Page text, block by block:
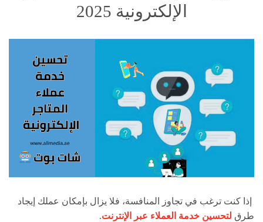
الإلكترونية 2025
إذا كنت ترغب في تجاوز المنافسة، فلا يزال بإمكان عملك إيجاد
طرق لتحسين خدمة العملاء عبر الإنترنت.